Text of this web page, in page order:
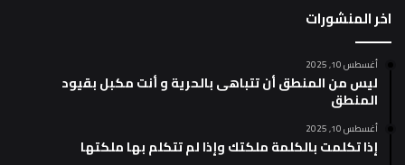
اخر المنشورات
أغسطس 10, 2025
ليس من المنطق أن تتباهى بالحرية و أنت مكبل بقيود
المنطق
أغسطس 10, 2025
إذا تكلمت بالكلمة ملكتك وإذا لم تتكلم بها ملكتها